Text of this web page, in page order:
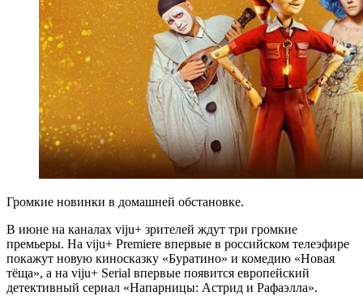
Громкие новинки в домашней обстановке.
В июне на каналах viju+ зрителей ждут три громкие
премьеры. На viju+ Premiere впервые в российском телеэфире
покажут новую киносказку «Буратино» и комедию «Новая
тёща», а на viju+ Serial впервые появится европейский
детективный сериал «Напарницы: Астрид и Рафаэлла».